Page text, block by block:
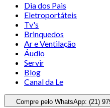
Dia dos Pais
Eletroportáteis
Tv's
Brinquedos
Ar e Ventilação
Áudio
Servir
Blog
Canal da Le
Compre pelo WhatsApp: (21)